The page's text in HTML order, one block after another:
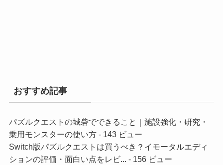
おすすめ記事
パズルクエストの城砦でできること｜施設強化・研究・
乗用モンスターの使い方- 143 ビュー
Switch版パズルクエストは買うべき？イモータルエディ
ションの評価・面白い点をレビ... - 156 ビュー